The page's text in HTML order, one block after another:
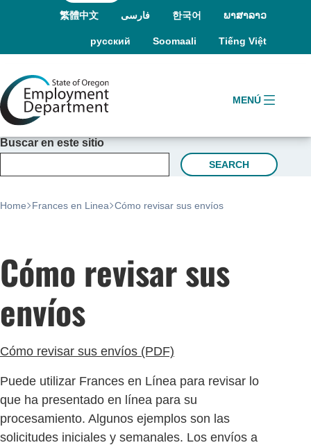
繁體中文 فارسی 한국어 ພາສາລາວ
русский Soomaali Tiếng Việt
MENÚ
Buscar en este sitio
SEARCH
Home Frances en Linea Cómo revisar sus envíos
Cómo revisar sus
envíos
Cómo revisar sus envíos (PDF)
Puede utilizar Frances en Línea para revisar lo
que ha presentado en línea para su
procesamiento. Algunos ejemplos son las
solicitudes iniciales y semanales. Los envíos a